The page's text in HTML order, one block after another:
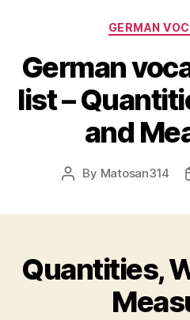
GERMAN
German
list –
and
Post
By Matosan314
Quantities,